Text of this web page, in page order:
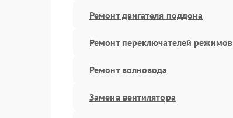
Ремонт двигателя поддона
Ремонт переключателей режимов
Ремонт волновода
Замена вентилятора